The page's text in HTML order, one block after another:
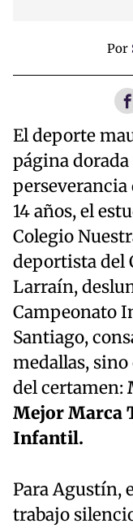
Por
El deporte
página
perseverancia
14 años, el
Colegio
deportista del
Larraín,
Campeonato
Santiago,
medallas,
del certamen:
Mejor Marca
Infantil.
Para Agustín,
trabajo